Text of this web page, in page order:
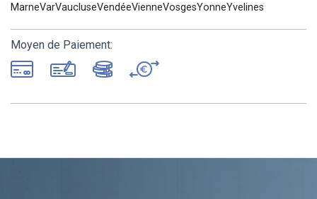
MarneVarVaucluseVendéeVienneVosgesYonneYvelines
Moyen de Paiement: